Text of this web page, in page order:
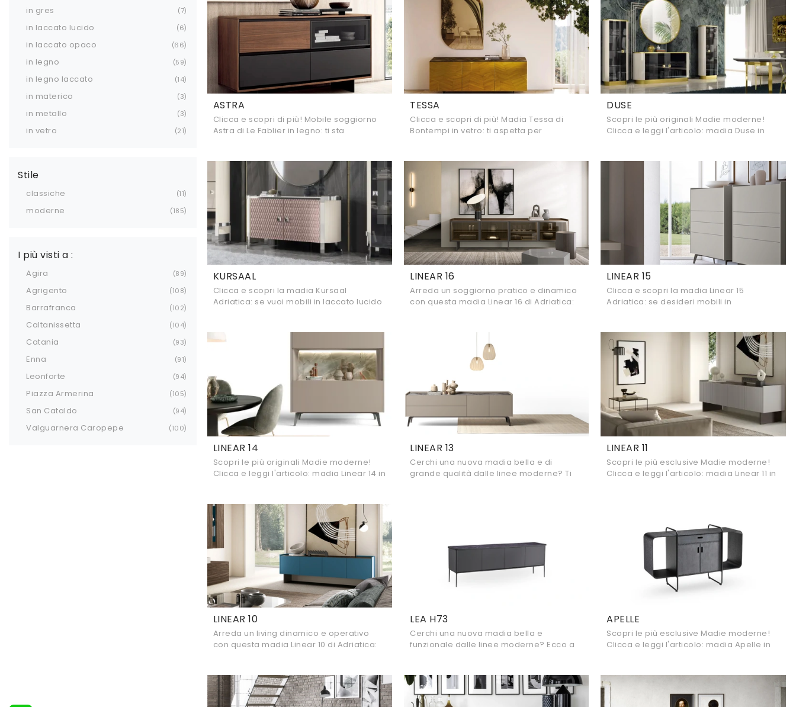
in gres 7
in laccato lucido 6
in laccato opaco 66
in legno 59
in legno laccato 14
in materico 3
in metallo 3
in vetro 21
Stile
classiche 11
moderne 185
I più visti a :
Agira 89
Agrigento 108
Barrafranca 102
Caltanissetta 104
Catania 93
Enna 91
Leonforte 94
Piazza Armerina 105
San Cataldo 94
Valguarnera Caropepe 100
ASTRA
Clicca e scopri di più! Mobile soggiorno
Astra di Le Fablier in legno: ti sta
TESSA
Clicca e scopri di più! Madia Tessa di
Bontempi in vetro: ti aspetta per
DUSE
Scopri le più originali Madie moderne!
Clicca e leggi l'articolo: madia Duse in
KURSAAL
Clicca e scopri la madia Kursaal
Adriatica: se vuoi mobili in laccato lucido
LINEAR 16
Arreda un soggiorno pratico e dinamico
con questa madia Linear 16 di Adriatica:
LINEAR 15
Clicca e scopri la madia Linear 15
Adriatica: se desideri mobili in
LINEAR 14
Scopri le più originali Madie moderne!
Clicca e leggi l'articolo: madia Linear 14 in
LINEAR 13
Cerchi una nuova madia bella e di
grande qualità dalle linee moderne? Ti
LINEAR 11
Scopri le più esclusive Madie moderne!
Clicca e leggi l'articolo: madia Linear 11 in
LINEAR 10
Arreda un living dinamico e operativo
con questa madia Linear 10 di Adriatica:
LEA H73
Cerchi una nuova madia bella e
funzionale dalle linee moderne? Ecco a
APELLE
Scopri le più esclusive Madie moderne!
Clicca e leggi l'articolo: madia Apelle in